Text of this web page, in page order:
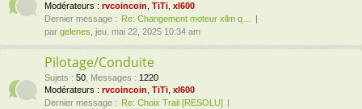
Modérateurs : rvcoincoin TiTi xl600
Dernier message :
Re: Changement moteur xllm q…
par gelenes , jeu. mai 22, 2025 10:34 am
Pilotage/Conduite
Sujets : 50 Messages : 1220
Modérateurs : rvcoincoin TiTi xl600
Dernier message :
Re: Choix Trail [RESOLU]